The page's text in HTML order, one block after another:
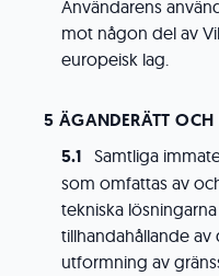
Användarens
mot någon del av
europeisk lag.
ÄGANDERÄTT
Samtliga
som omfattas av
tekniska
tillhandahållande
utformning av